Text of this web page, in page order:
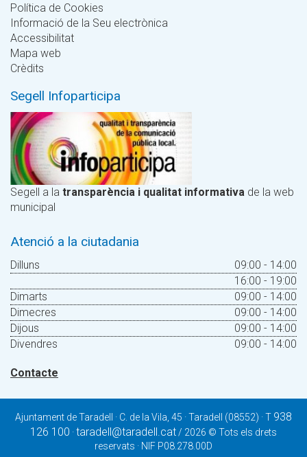
Política de Cookies
Informació de la Seu electrònica
Accessibilitat
Mapa web
Crèdits
Segell Infoparticipa
Segell a la transparència i qualitat informativa de la web
municipal
Atenció a la ciutadania
Dilluns
09:00 - 14:00
16:00 - 19:00
Dimarts
09:00 - 14:00
Dimecres
09:00 - 14:00
Dijous
09:00 - 14:00
Divendres
09:00 - 14:00
Contacte
Ajuntament de Taradell · C. de la Vila, 45 · Taradell (08552) · T 938
126 100 ·taradell@taradell.cat / 2026 © Tots els drets
reservats · NIF P08.278.00D